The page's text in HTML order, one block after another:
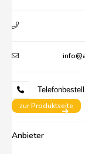
zur Produktseite
Anbieter